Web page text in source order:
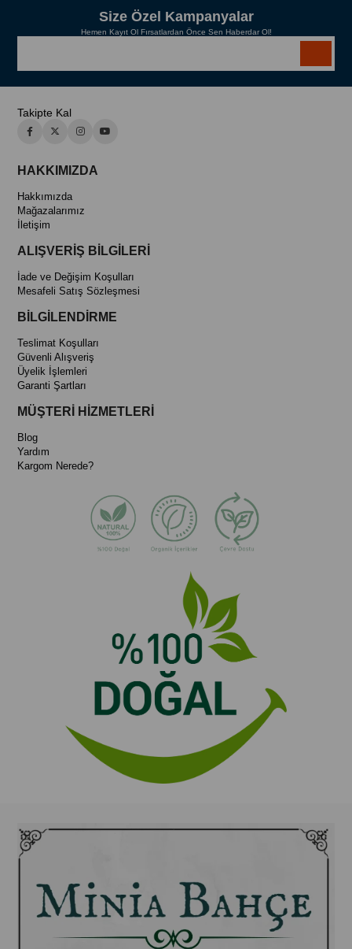
Size Özel Kampanyalar
Hemen Kayıt Ol Fırsatlardan Önce Sen Haberdar Ol!
Takipte Kal
HAKKIMIZDA
Hakkımızda
Mağazalarımız
İletişim
ALIŞVERİŞ BİLGİLERİ
İade ve Değişim Koşulları
Mesafeli Satış Sözleşmesi
BİLGİLENDİRME
Teslimat Koşulları
Güvenli Alışveriş
Üyelik İşlemleri
Garanti Şartları
MÜŞTERİ HİZMETLERİ
Blog
Yardım
Kargom Nerede?